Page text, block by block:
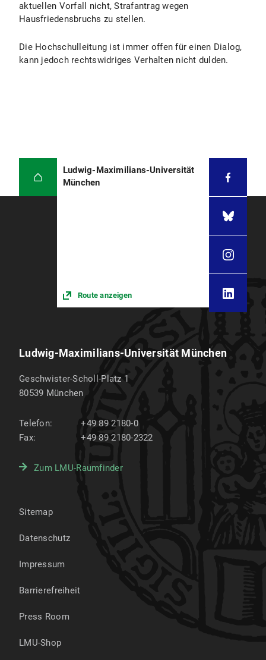
aktuellen Vorfall nicht, Strafantrag wegen
Hausfriedensbruchs zu stellen.
Die Hochschulleitung ist immer offen für einen Dialog,
kann jedoch rechtswidriges Verhalten nicht dulden.
Ludwig-Maximilians-Universität
München
Route anzeigen
Ludwig-Maximilians-Universität München
Geschwister-Scholl-Platz 1
80539 München
Telefon:
+49 89 2180-0
Fax:
+49 89 2180-2322
Zum LMU-Raumfinder
Sitemap
Datenschutz
Impressum
Barrierefreiheit
Press Room
LMU-Shop